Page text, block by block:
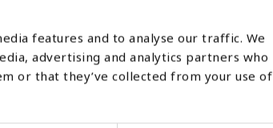
features and to analyse our traffic. We
advertising and analytics partners who
or that they’ve collected from your use of